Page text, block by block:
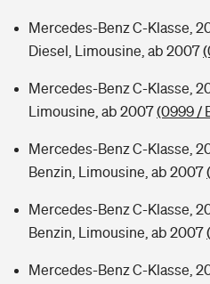
Mercedes-Benz C-Klasse,
Diesel, Limousine, ab 2007
Mercedes-Benz C-Klasse,
Limousine, ab 2007(0999 /
Mercedes-Benz C-Klasse,
Benzin, Limousine, ab 2007
Mercedes-Benz C-Klasse,
Benzin, Limousine, ab 2007
Mercedes-Benz C-Klasse,